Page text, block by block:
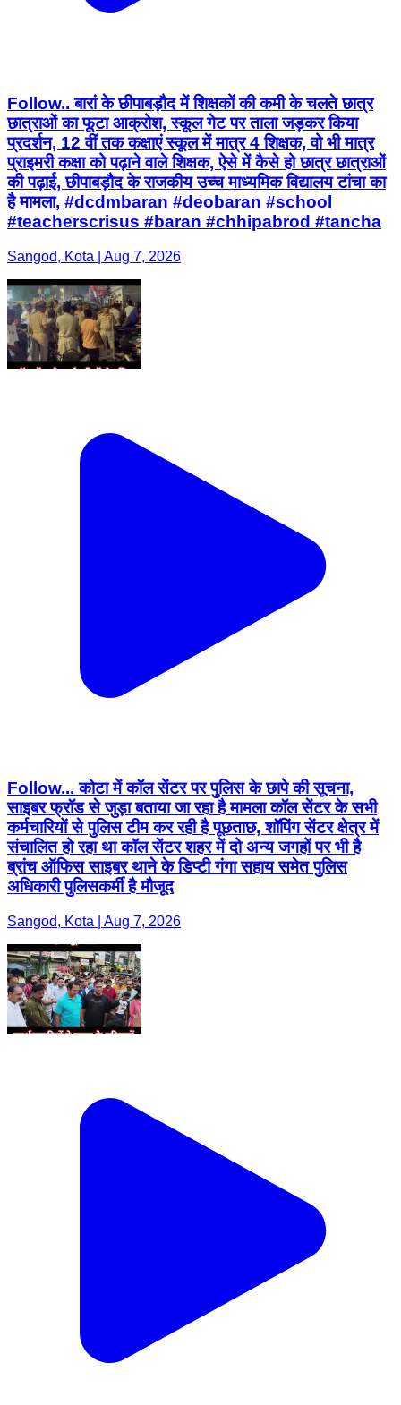
Follow.. बारां के छीपाबड़ौद में शिक्षकों की कमी के चलते छात्र
छात्राओं का फूटा आक्रोश, स्कूल गेट पर ताला जड़कर किया
प्रदर्शन, 12 वीं तक कक्षाएं स्कूल में मात्र 4 शिक्षक, वो भी मात्र
प्राइमरी कक्षा को पढ़ाने वाले शिक्षक, ऐसे में कैसे हो छात्र छात्राओं
की पढ़ाई, छीपाबड़ौद के राजकीय उच्च माध्यमिक विद्यालय टांचा का
है मामला, #dcdmbaran #deobaran #school
#teacherscrisus #baran #chhipabrod #tancha
Sangod, Kota | Aug 7, 2026
Follow... कोटा में कॉल सेंटर पर पुलिस के छापे की सूचना,
साइबर फ्रॉड से जुड़ा बताया जा रहा है मामला कॉल सेंटर के सभी
कर्मचारियों से पुलिस टीम कर रही है पूछताछ, शॉपिंग सेंटर क्षेत्र में
संचालित हो रहा था कॉल सेंटर शहर में दो अन्य जगहों पर भी है
ब्रांच ऑफिस साइबर थाने के डिप्टी गंगा सहाय समेत पुलिस
अधिकारी पुलिसकर्मी है मौजूद
Sangod, Kota | Aug 7, 2026